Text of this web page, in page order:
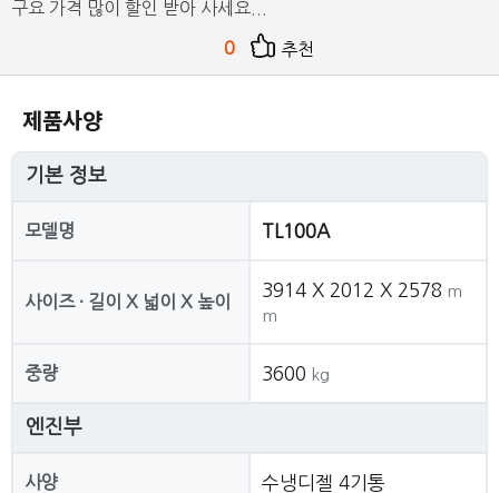
구요 가격 많이 할인 받아 사세요...
0 추천
제품사양
기본 정보
모델명 TL100A
사이즈 · 길이 X 넓이 X 높이
3914 X 2012 X 2578 m
m
중량 3600 kg
엔진부
사양 수냉디젤 4기통